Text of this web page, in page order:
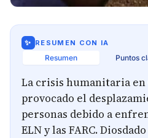
✨ RESUMEN CON IA
Resumen Puntos
La crisis humanitaria en
provocado el
personas debido a
ELN y las FARC.